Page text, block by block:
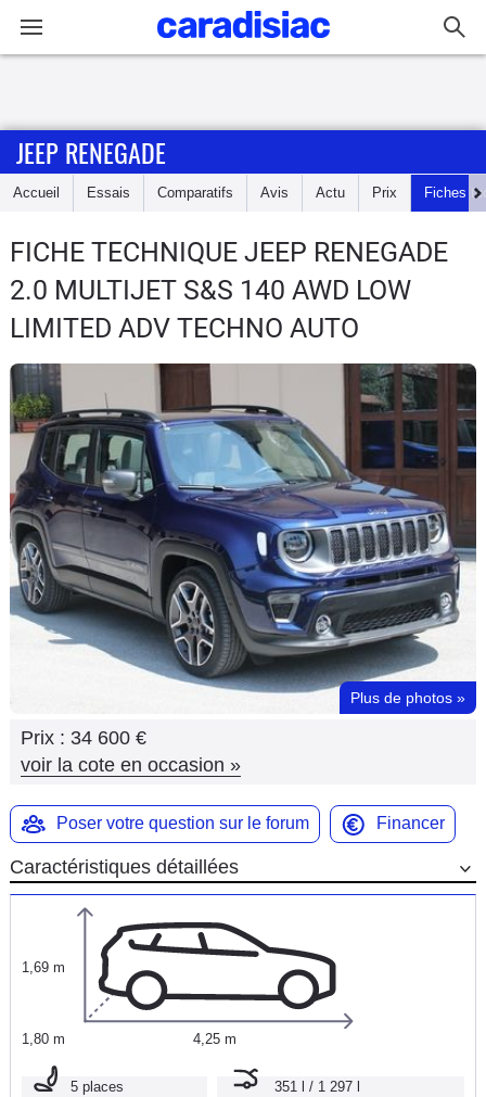
Accueil
Essais
Guide
d'achat
Electriques
Utilitaires
Flottes
Auto
Services
Forum
Marques
JEEP RENEGADE
Accueil Essais Comparatifs Avis Actu Prix Fiches
FICHE TECHNIQUE JEEP RENEGADE
2.0 MULTIJET S&S 140 AWD LOW
LIMITED ADV TECHNO AUTO
Plus de photos »
Prix : 34 600 €
voir la cote en occasion »
Poser votre question sur le forum Financer
Caractéristiques détaillées
1,69 m
1,80 m 4,25 m
5 places 351 l / 1 297 l